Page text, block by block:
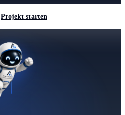
Projekt starten